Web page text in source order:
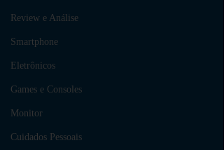
Review e Análise
Smartphone
Eletrônicos
Games e Consoles
Monitor
Cuidados Pessoais